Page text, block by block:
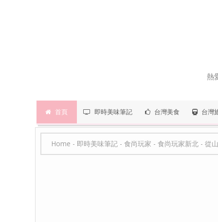
熱
首頁 即時美味筆記 台灣美食 台灣
Home - 即時美味筆記 - 食尚玩家 - 食尚玩家新北 - 從